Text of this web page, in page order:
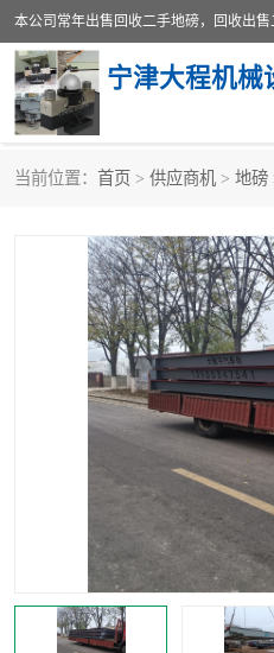
宁津大程机械
当前位置： 首页 > 供应商机 > 地磅
地磅传感器
烘干机
装载机电子秤
半自动输送机
塑料撕碎机